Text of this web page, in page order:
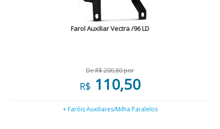
Farol Auxiliar Vectra /96 LD
De R$ 200,80 por
R$ 110,50
+ Faróis Auxiliares/Milha Paralelos